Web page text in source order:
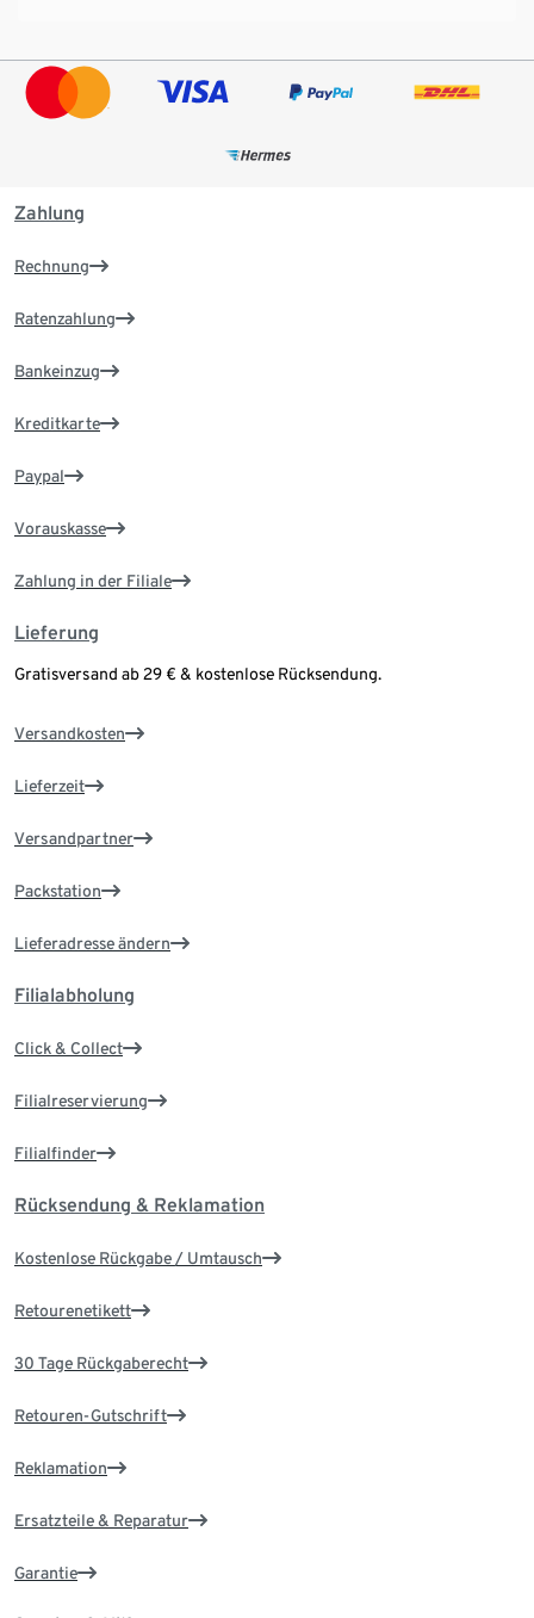
Zahlung
Rechnung
Ratenzahlung
Bankeinzug
Kreditkarte
Paypal
Vorauskasse
Zahlung in der Filiale
Lieferung
Gratisversand ab 29 € & kostenlose Rücksendung.
Versandkosten
Lieferzeit
Versandpartner
Packstation
Lieferadresse ändern
Filialabholung
Click & Collect
Filialreservierung
Filialfinder
Rücksendung & Reklamation
Kostenlose Rückgabe / Umtausch
Retourenetikett
30 Tage Rückgaberecht
Retouren-Gutschrift
Reklamation
Ersatzteile & Reparatur
Garantie